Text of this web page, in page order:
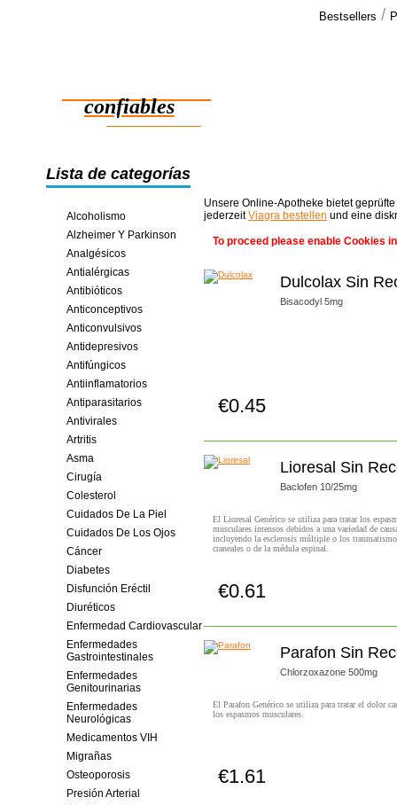
Bestsellers /
confiables
ahorros en línea
Lista de categorías
Alcoholismo
Alzheimer Y Parkinson
Analgésicos
Antialérgicas
Antibióticos
Anticonceptivos
Anticonvulsivos
Antidepresivos
Antifúngicos
Antiinflamatorios
Antiparasitarios
Antivirales
Artritis
Asma
Cirugía
Colesterol
Cuidados De La Piel
Cuidados De Los Ojos
Cáncer
Diabetes
Disfunción Eréctil
Diuréticos
Enfermedad Cardiovascular
Enfermedades
Gastrointestinales
Enfermedades
Genitourinarias
Enfermedades
Neurológicas
Medicamentos VIH
Migrañas
Osteoporosis
Presión Arterial
Unsere Online-Apotheke bietet
jederzeitViagra bestellen und eine
To proceed please enable Cookies
Dulcolax Sin
Bisacodyl 5mg
€0.45
Lioresal Sin
Baclofen 10/25mg
El Lioresal Genérico se utiliza para tratar los
musculares intensos debidos a una variedad de
incluyendo la esclerosis múltiple o los
craneales o de la médula espinal.
€0.61
Parafon Sin
Chlorzoxazone 500mg
El Parafon Genérico se utiliza para tratar el dolor
los espasmos musculares.
€1.61